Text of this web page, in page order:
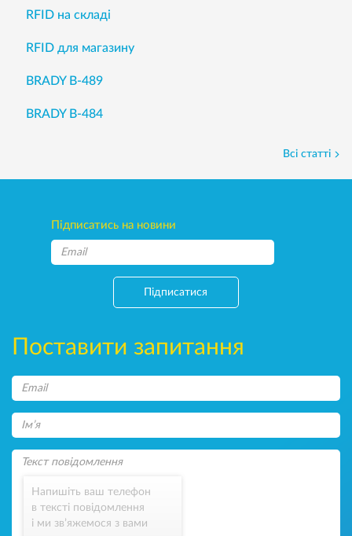
RFID на складі
RFID для магазину
BRADY B-489
BRADY B-484
Всі статті
Підписатись на новини
Підписатися
Поставити запитання
Напишіть ваш телефон
в тексті повідомлення
і ми зв’яжемося з вами